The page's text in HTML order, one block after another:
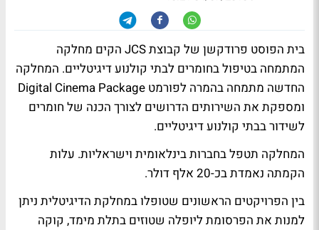
בית הפוסט פרודקשן של קבוצת JCS הקים מחלקה
המתמחה בטיפול בחומרים לבתי קולנוע דיגיטליים. המחלקה
החדשה מתמחה בהמרה לפורמט Digital Cinema Package
ומספקת את השירותים הדרושים לצורך הכנה של חומרים
לשידור בבתי קולנוע דיגיטליים.
המחלקה תטפל בחברות בינלאומית וישראליות. עלות
הקמתה נאמדת בכ-20 אלף דולר.
בין הפרויקטים הראשונים שטופלו במחלקת הדיגיטלית ניתן
למנות את הפרסומת ליופלה שטוזים בתלת מימד, קוקה